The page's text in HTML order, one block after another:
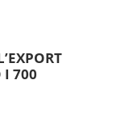
I 700